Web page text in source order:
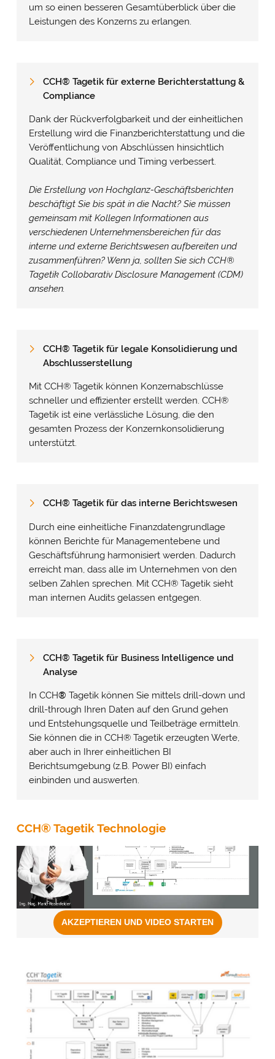
um so einen besseren Gesamtüberblick über die
Leistungen des Konzerns zu erlangen.
CCH® Tagetik für externe Berichterstattung &
Compliance
Dank der Rückverfolgbarkeit und der einheitlichen
Erstellung wird die Finanzberichterstattung und die
Veröffentlichung von Abschlüssen hinsichtlich
Qualität, Compliance und Timing verbessert.
Die Erstellung von Hochglanz-Geschäftsberichten
beschäftigt Sie bis spät in die Nacht? Sie müssen
gemeinsam mit Kollegen Informationen aus
verschiedenen Unternehmensbereichen für das
interne und externe Berichtswesen aufbereiten und
zusammenführen? Wenn ja, sollten Sie sich CCH®
Tagetik Collobarativ Disclosure Management (CDM)
ansehen.
CCH® Tagetik für legale Konsolidierung und
Abschlusserstellung
Mit CCH®Tagetik können Konzernabschlüsse
schneller und effizienter erstellt werden. CCH®
Tagetik ist eine verlässliche Lösung, die den
gesamten Prozess der Konzernkonsolidierung
unterstützt.
CCH® Tagetik für das interne Berichtswesen
Durch eine einheitliche Finanzdatengrundlage
können Berichte für Managementebene und
Geschäftsführung harmonisiert werden. Dadurch
erreicht man, dass alle im Unternehmen von den
selben Zahlen sprechen. Mit CCH®Tagetik sieht
man internen Audits gelassen entgegen.
CCH® Tagetik für Business Intelligence und
Analyse
In CCH® Tagetik können Sie mittels drill-down und
drill-through Ihren Daten auf den Grund gehen
und Entstehungsquelle und Teilbeträge ermitteln.
Sie können die in CCH®Tagetik erzeugten Werte,
aber auch in Ihrer einheitlichen BI
Berichtsumgebung (z.B. Power BI) einfach
einbinden und auswerten.
CCH® Tagetik Technologie